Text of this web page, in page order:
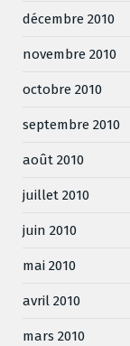
décembre 2010
novembre 2010
octobre 2010
septembre 2010
août 2010
juillet 2010
juin 2010
mai 2010
avril 2010
mars 2010